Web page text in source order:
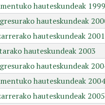
hauteskundeak 1999
hauteskundeak
hauteskundeak 2001
hauteskundeak 2003
hauteskundeak
hauteskundeak 2004
hauteskundeak 2005